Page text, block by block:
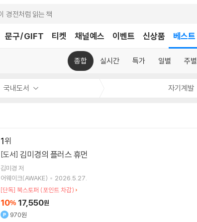
채널예스 이벤트 신상품 베스트
문구/GIFT 티켓
종합 실시간 특가 일별 주별
국내도서 자기계발
1
[도서] 김미경의 플러스 휴먼
김미경 저
어웨이크(AWAKE)
2026.5.27.
[단독] 북스토퍼 (포인트 차감)
10% 17,550원
970원